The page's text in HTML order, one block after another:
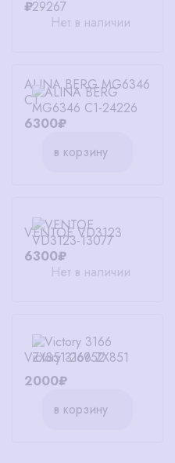
₽
Нет в наличии
ALINA BERG MG6346
C1
6300₽
в корзину
VENTOE VD3123
6300₽
Нет в наличии
Victory 3166 ZX851
2000₽
в корзину